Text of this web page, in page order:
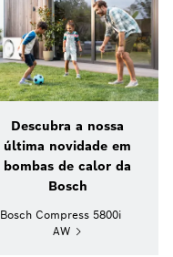
Descubra a nossa
última novidade em
bombas de calor da
Bosch
Bosch Compress 5800i
AW